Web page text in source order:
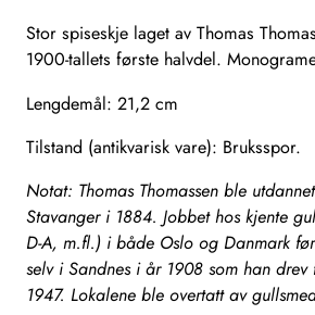
Stor spiseskje laget av Thomas
1900-tallets første halvdel.
Lengdemål: 21,2 cm
Tilstand (antikvarisk vare): Bruksspor.
Notat: Thomas Thomassen ble
Stavanger i 1884. Jobbet hos kjente
D-A, m.fl.) i både Oslo og Danmark
selv i Sandnes i år 1908 som han
1947. Lokalene ble overtatt av